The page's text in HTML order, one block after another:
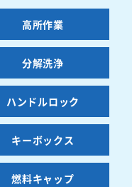
高所作業
分解洗浄
ハンドルロック
キーボックス
燃料キャップ